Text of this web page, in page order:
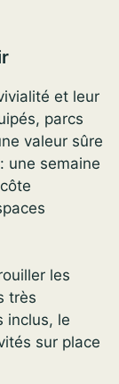
et leur
parcs
valeur sûre
une semaine
les
très
inclus, le
sur place